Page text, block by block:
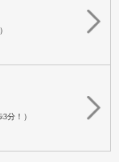
分！）